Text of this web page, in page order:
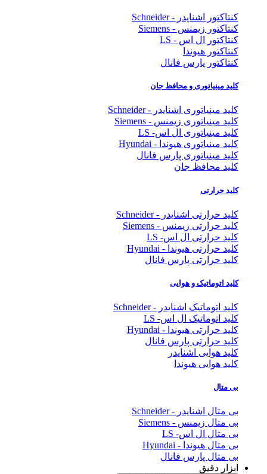
کنتاکتور اشنایدر - Schneider
کنتاکتور زیمنس - Siemens
کنتاکتور ال اس - LS
کنتاکتور هیوندا
کنتاکتور پارس فانال
کلید مینیاتوری و محافظ جان
کلید مینیاتوری اشنایدر - Schneider
کلید مینیاتوری زیمنس - Siemens
کلید مینیاتوری ال اس- LS
کلید مینیاتوری هیوندا - Hyundai
کلید مینیاتوری پارس فانال
کلید محافظ جان
کلید حرارتی
کلید حرارتی اشنایدر - Schneider
کلید حرارتی زیمنس - Siemens
کلید حرارتی ال اس- LS
کلید حرارتی هیوندا - Hyundai
کلید حرارتی پارس فانال
کلید اتوماتیک و هوایی
کلید اتوماتیک اشنایدر - Schneider
کلید اتوماتیک ال اس- LS
کلید حرارتی هیوندا - Hyundai
کلید حرارتی پارس فانال
کلید هوایی اشنایدر
کلید هوایی هیوندا
بی متال
بی متال اشنایدر - Schneider
بی متال زیمنس - Siemens
بی متال ال اس- LS
بی متال هیوندا - Hyundai
بی متال پارس فانال
ابزار دقیق